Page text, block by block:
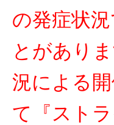
の発症状
とがあり
況による
て『スト